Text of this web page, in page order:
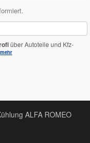
über Autoteile und Kfz-
mehr
ALFA ROMEO